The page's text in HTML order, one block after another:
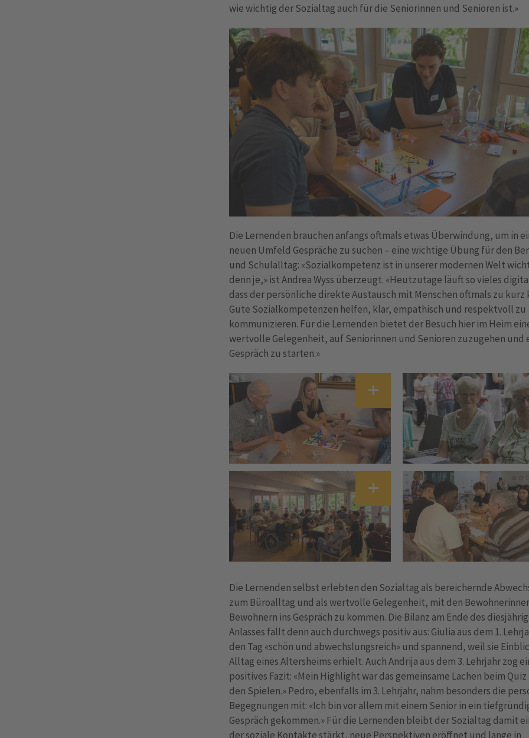
wie wichtig der Sozialtag auch für die Seniorinnen und Senioren ist.»
Die Lernenden brauchen anfangs oftmals etwas Überwindung, um in
neuen Umfeld Gespräche zu suchen – eine wichtige Übung für den
und Schulalltag: «Sozialkompetenz ist in unserer modernen Welt
denn je,» ist Andrea Wyss überzeugt. «Heutzutage läuft so vieles
dass der persönliche direkte Austausch mit Menschen oftmals zu kurz
Gute Sozialkompetenzen helfen, klar, empathisch und respektvoll zu
kommunizieren. Für die Lernenden bietet der Besuch hier im Heim
wertvolle Gelegenheit, auf Seniorinnen und Senioren zuzugehen und
Gespräch zu starten.»
Die Lernenden selbst erlebten den Sozialtag als bereichernde
zum Büroalltag und als wertvolle Gelegenheit, mit den
Bewohnern ins Gespräch zu kommen. Die Bilanz am Ende des
Anlasses fällt denn auch durchwegs positiv aus: Giulia aus dem 1.
den Tag «schön und abwechslungsreich» und spannend, weil sie
Alltag eines Altersheims erhielt. Auch Andrija aus dem 3. Lehrjahr zog
positives Fazit: «Mein Highlight war das gemeinsame Lachen beim
den Spielen.» Pedro, ebenfalls im 3. Lehrjahr, nahm besonders die
Begegnungen mit: «Ich bin vor allem mit einem Senior in ein
Gespräch gekommen.» Für die Lernenden bleibt der Sozialtag damit
der soziale Kontakte stärkt, neue Perspektiven eröffnet und lange in